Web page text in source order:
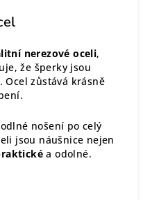
nerezové oceli,
že šperky jsou
zůstává krásně
nošení po celý
jsou náušnice nejen
a odolné.